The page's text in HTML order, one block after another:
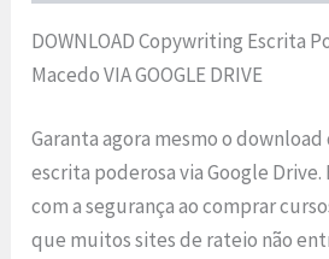
DOWNLOAD Copywriting Escrita
Macedo VIA GOOGLE DRIVE
Garanta agora mesmo o
escrita poderosa via Google
com a segurança ao comprar
que muitos sites de rateio não